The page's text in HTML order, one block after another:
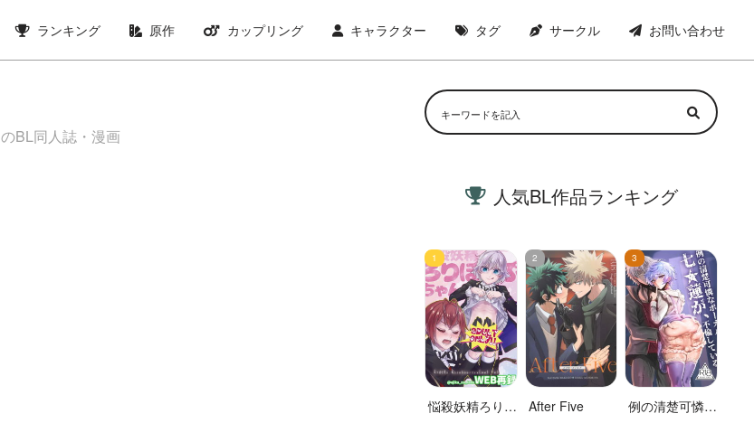
ランキング 原作 カップリング キャラクター タグ サークル お問い合わせ
のBL同人誌・漫画
人気BL作品ランキング
悩殺妖精ろりぽ
After Five
例の清楚可憐な